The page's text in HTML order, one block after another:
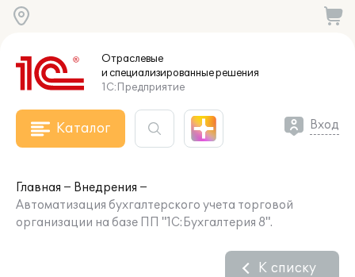
Отраслевые
и специализированныерешения
1С:Предприятие
Каталог Вход
Главная
Внедрения
Автоматизация бухгалтерского учета торговой
организации на базе ПП "1С:Бухгалтерия 8".
К списку